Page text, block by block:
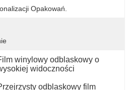
Opakowań.
winylowy odblaskowy o
widoczności
odblaskowy film